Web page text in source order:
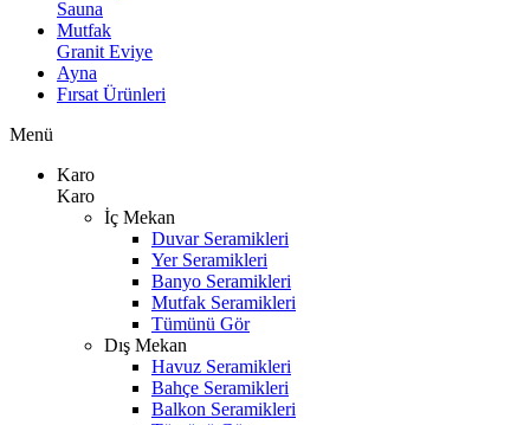
Sauna
Mutfak
Granit Eviye
Ayna
Fırsat Ürünleri
Menü
Karo
Karo
İç Mekan
Duvar Seramikleri
Yer Seramikleri
Banyo Seramikleri
Mutfak Seramikleri
Tümünü Gör
Dış Mekan
Havuz Seramikleri
Bahçe Seramikleri
Balkon Seramikleri